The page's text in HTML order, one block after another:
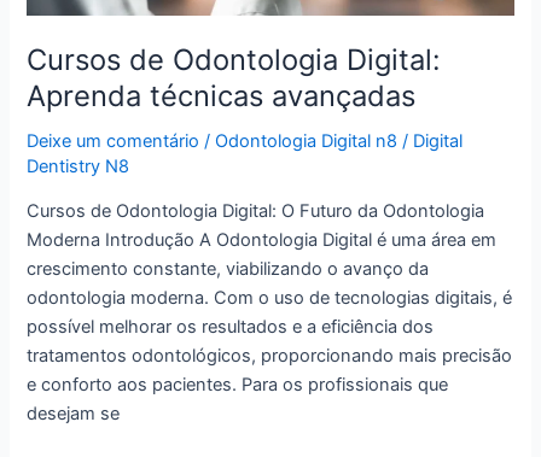
Cursos de Odontologia Digital:
Aprenda técnicas avançadas
Deixe um comentário /Odontologia Digital n8 / Digital
Dentistry N8
Cursos de Odontologia Digital: O Futuro da Odontologia
Moderna Introdução A Odontologia Digital é uma área em
crescimento constante, viabilizando o avanço da
odontologia moderna. Com o uso de tecnologias digitais, é
possível melhorar os resultados e a eficiência dos
tratamentos odontológicos, proporcionando mais precisão
e conforto aos pacientes. Para os profissionais que
desejam se